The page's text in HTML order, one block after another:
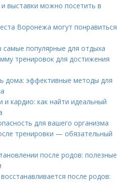
выставки можно посетить в
Воронежа могут понравиться
самые популярные для отдыха
тренировок для достижения
дома: эффективные методы для
и кардио: как найти идеальный
для вашего организма
тренировки — обязательный
после родов: полезные
после родов: